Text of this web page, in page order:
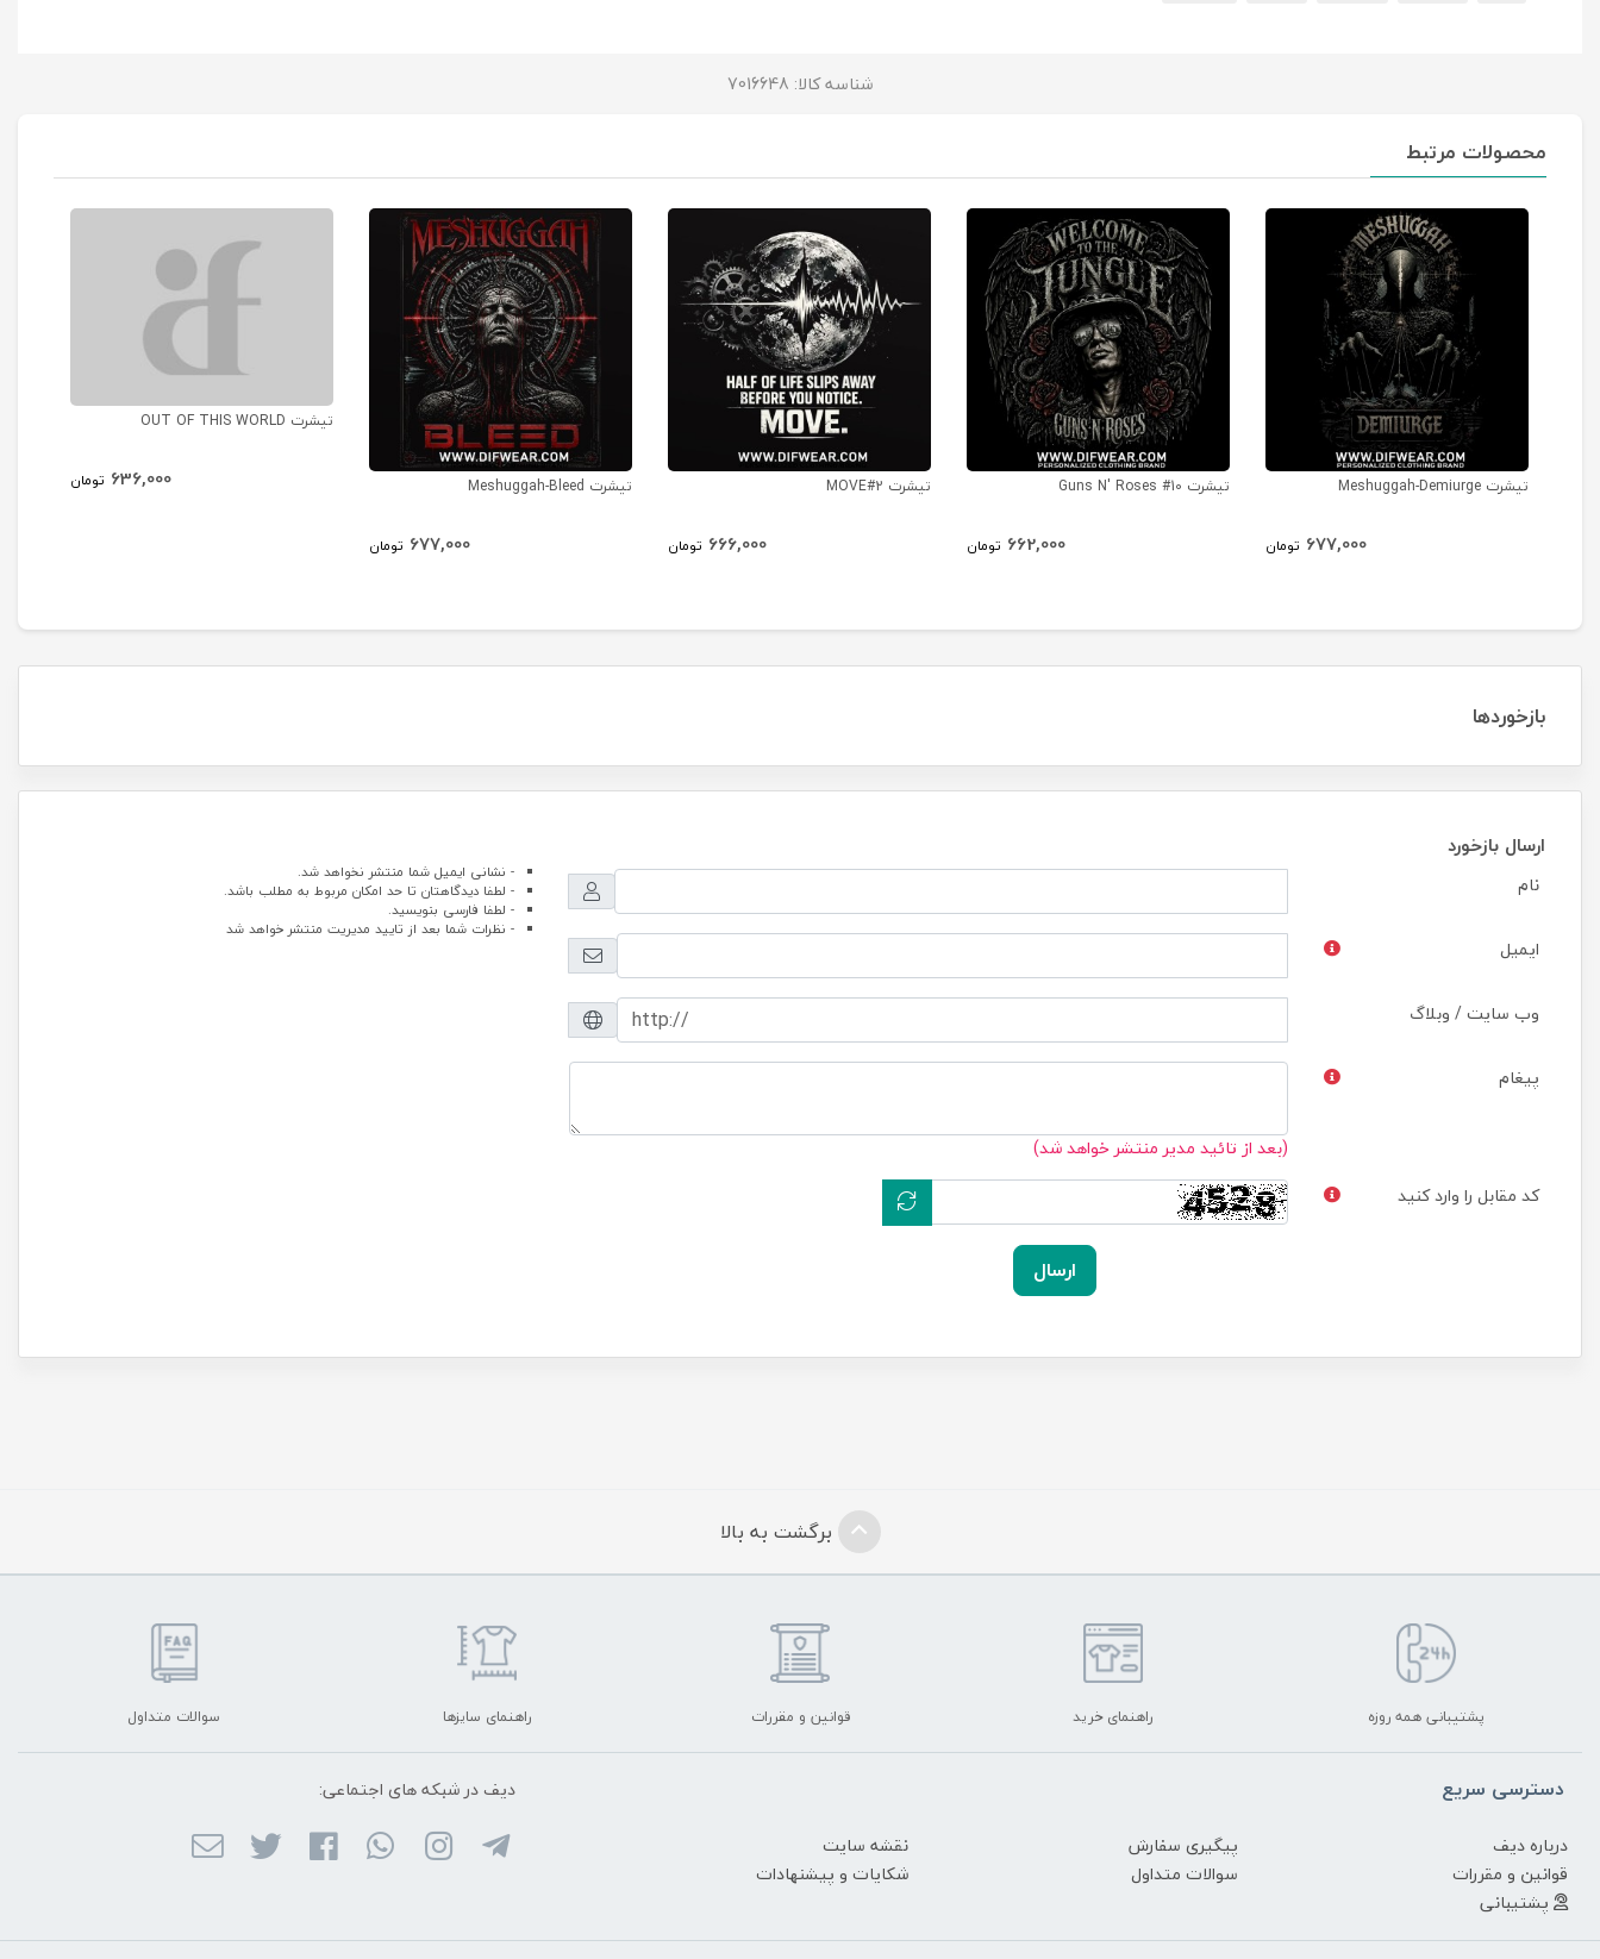
شناسه کالا: 7016648
محصولات مرتبط
تیشرت Meshuggah-Demiurge
677,000 تومان
تیشرت Guns N' Roses #10
662,000 تومان
تیشرت MOVE#2
666,000 تومان
تیشرت Meshuggah-Bleed
677,000 تومان
تیشرت OUT OF THIS WORLD
636,000 تومان
بازخوردها
ارسال بازخورد
نام
ایمیل
وب سایت / وبلاگ
پیغام
(بعد از تائید مدیر منتشر خواهد شد)
کد مقابل را وارد کنید
ارسال
- نشانی ایمیل شما منتشر نخواهد شد.
- لطفا دیدگاهتان تا حد امکان مربوط به مطلب باشد.
- لطفا فارسی بنویسید.
- نظرات شما بعد از تایید مدیریت منتشر خواهد شد
برگشت به بالا
پشتیبانی همه روزه راهنمای خرید قوانین و مقررات راهنمای سایزها سوالات متداول
دسترسی سریع
درباره دیف پیگیری سفارش
نقشه سایت
قوانین و مقررات
سوالات متداول
شکایات و پیشنهادات
پشتیبانی
دیف در شبکه ‌های اجتماعی: